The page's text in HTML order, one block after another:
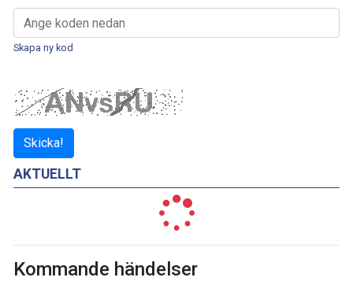
AKTUELLT
Kommande händelser
Skapa ny kod
Skicka!